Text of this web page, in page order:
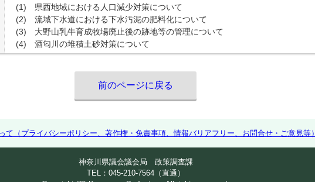
(1) 県西地域における人口減少対策について
(2) 流域下水道における下水汚泥の肥料化について
(3) 大野山乳牛育成牧場廃止後の跡地等の管理について
(4) 酒匂川の堆積土砂対策について
前のページに戻る
て（プライバシーポリシー、著作権・免責事項、情報バリアフリー、お問合せ・ご意見等）
神奈川県議会議会局 政策調査課
TEL：045-210-7564（直通）